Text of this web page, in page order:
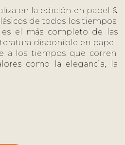
en la edición en papel &
de todos los tiempos.
el más completo de las
disponible en papel,
a los tiempos que corren.
como la elegancia, la